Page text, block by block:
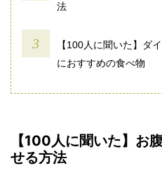
法
【100人に聞いた】ダ
におすすめの食べ物
【100人に聞いた】お
せる方法